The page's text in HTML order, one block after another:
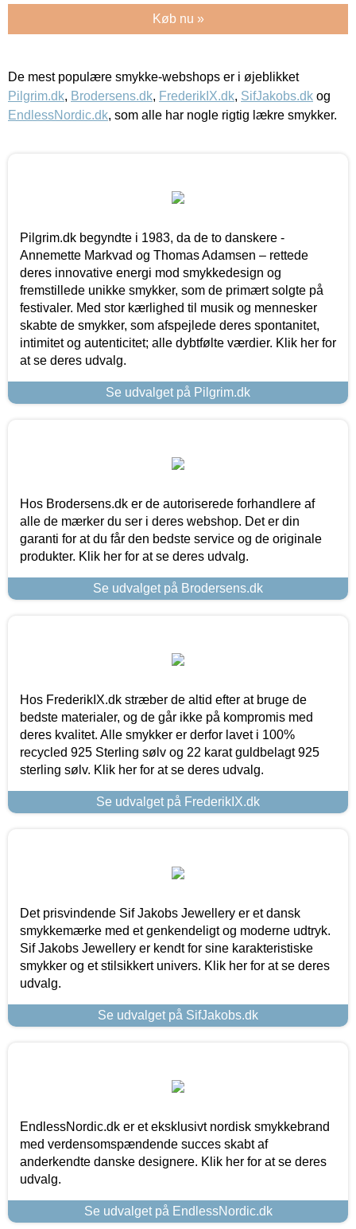
Køb nu »
De mest populære smykke-webshops er i øjeblikket
Pilgrim.dk, Brodersens.dk, FrederikIX.dk, SifJakobs.dk og
EndlessNordic.dk, som alle har nogle rigtig lækre smykker.
Pilgrim.dk begyndte i 1983, da de to danskere -
Annemette Markvad og Thomas Adamsen – rettede
deres innovative energi mod smykkedesign og
fremstillede unikke smykker, som de primært solgte på
festivaler. Med stor kærlighed til musik og mennesker
skabte de smykker, som afspejlede deres spontanitet,
intimitet og autenticitet; alle dybtfølte værdier. Klik her for
at se deres udvalg.
Se udvalget på Pilgrim.dk
Hos Brodersens.dk er de autoriserede forhandlere af
alle de mærker du ser i deres webshop. Det er din
garanti for at du får den bedste service og de originale
produkter. Klik her for at se deres udvalg.
Se udvalget på Brodersens.dk
Hos FrederikIX.dk stræber de altid efter at bruge de
bedste materialer, og de går ikke på kompromis med
deres kvalitet. Alle smykker er derfor lavet i 100%
recycled 925 Sterling sølv og 22 karat guldbelagt 925
sterling sølv. Klik her for at se deres udvalg.
Se udvalget på FrederikIX.dk
Det prisvindende Sif Jakobs Jewellery er et dansk
smykkemærke med et genkendeligt og moderne udtryk.
Sif Jakobs Jewellery er kendt for sine karakteristiske
smykker og et stilsikkert univers. Klik her for at se deres
udvalg.
Se udvalget på SifJakobs.dk
EndlessNordic.dk er et eksklusivt nordisk smykkebrand
med verdensomspændende succes skabt af
anderkendte danske designere. Klik her for at se deres
udvalg.
Se udvalget på EndlessNordic.dk